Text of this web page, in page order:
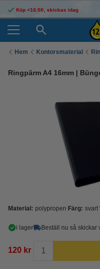
Köp <16:00, skickas idag
Hem Kontorsmaterial
Ringpärm A4 16mm |
Material: polypropen Färg: svart
i lager Beställ nu så skickar
120 kr